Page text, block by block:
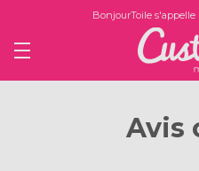
BonjourToile
Avis